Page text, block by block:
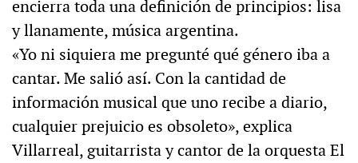
encierra toda una definición de principios: lisa
y llanamente, música argentina.
«Yo ni siquiera me pregunté qué género iba a
cantar. Me salió así. Con la cantidad de
información musical que uno recibe a diario,
cualquier prejuicio es obsoleto», explica
Villarreal, guitarrista y cantor de la orquesta El